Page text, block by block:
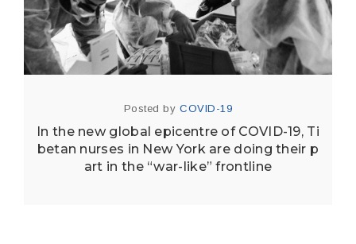
Posted byCOVID-19
In the new global epicentre of COVID-19, Ti
betan nurses in New York are doing their p
art in the “war-like” frontline